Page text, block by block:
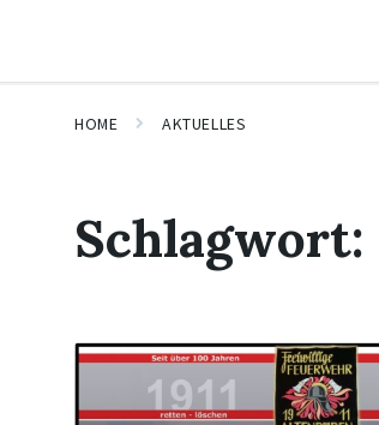
HOME AKTUELLES
Schlagwort:
Mehr